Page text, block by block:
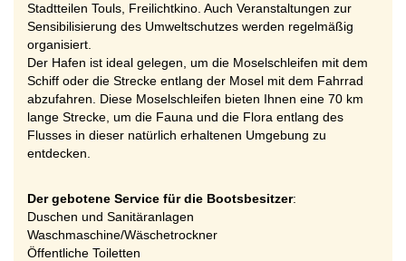
Stadtteilen Touls, Freilichtkino. Auch Veranstaltungen zur
Sensibilisierung des Umweltschutzes werden regelmäßig
organisiert.
Der Hafen ist ideal gelegen, um die Moselschleifen mit dem
Schiff oder die Strecke entlang der Mosel mit dem Fahrrad
abzufahren. Diese Moselschleifen bieten Ihnen eine 70 km
lange Strecke, um die Fauna und die Flora entlang des
Flusses in dieser natürlich erhaltenen Umgebung zu
entdecken.
Der gebotene Service für die Bootsbesitzer:
Duschen und Sanitäranlagen
Waschmaschine/Wäschetrockner
Öffentliche Toiletten